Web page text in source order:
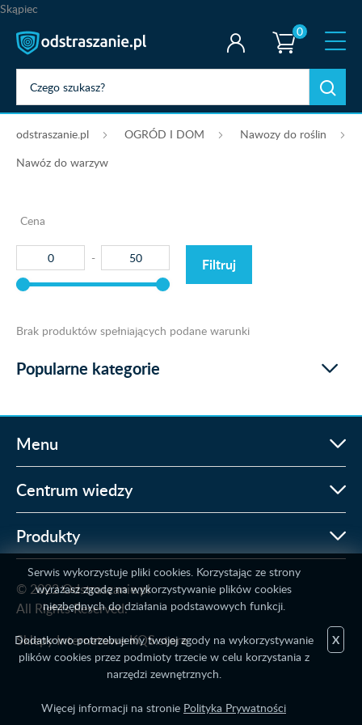
Skąpiec
0
odstraszanie.pl OGRÓD I DOM
Nawozy do roślin
Nawóz do warzyw
Cena
Filtruj
Brak produktów spełniających podane warunki
Popularne kategorie
Menu
Centrum wiedzy
Produkty
© 2022 Odstraszanie.pl
All Rights Reserved.
Sklepy Internetowe KQS.store
Serwis wykorzystuje pliki cookies. Korzystając ze strony
wyrażasz zgodę na wykorzystywanie plików cookies
niezbędnych do działania podstawowych funkcji.
Dodatkowo potrzebujemy twojej zgody na wykorzystywanie
plików cookies przez podmioty trzecie w celu korzystania z
narzędzi zewnętrznych.
Więcej informacji na stronie Polityka Prywatności
X